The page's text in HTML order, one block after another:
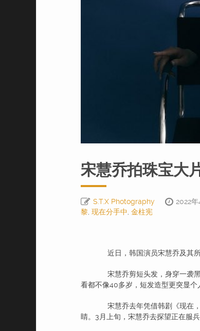
宋慧乔拍珠宝大
S.T.X Photography 2022年
黎 现在分手中 金柱宪
近日，韩国演员宋慧乔及其所
宋慧乔剪短头发，身穿一袭黑
看都不像40多岁，短发造型更突显个
宋慧乔去年凭借韩剧《现在，
睛。3月上旬，宋慧乔去探望正在服